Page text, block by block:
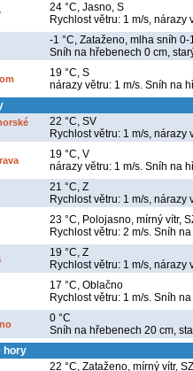
24 °C, Jasno, S
Rychlost větru: 1 m/s, nárazy
-1 °C, Zataženo, mlha sníh 0-
Sníh na hřebenech 0 cm,
19 °C, S
nárazy větru: 1 m/s. Sníh na
22 °C, SV
Rychlost větru: 1 m/s, nárazy
19 °C, V
nárazy větru: 1 m/s. Sníh na
21 °C, Z
Rychlost větru: 1 m/s, nárazy
23 °C, Polojasno, mírný vítr,
Rychlost větru: 2 m/s. Sníh
19 °C, Z
Rychlost větru: 1 m/s, nárazy
17 °C, Oblačno
Rychlost větru: 1 m/s. Sníh
0 °C
Sníh na hřebenech 20 cm,
hory
22 °C, Zataženo, mírný vítr, SZ